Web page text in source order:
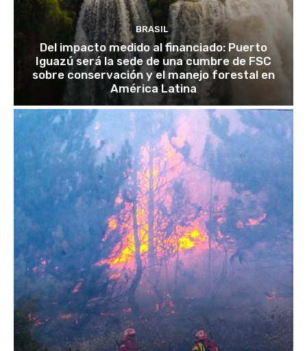
BRASIL
Del impacto medido al financiado: Puerto
Iguazú será la sede de una cumbre de FSC
sobre conservación y el manejo forestal en
América Latina